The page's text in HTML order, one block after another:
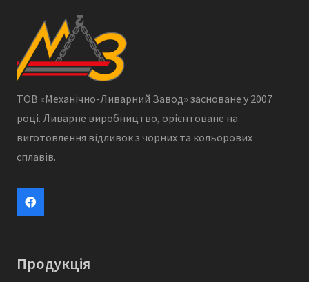
ТОВ “Механічно-ливарний завод” виготовляє ролики
конвеєрні, модельну оснастку, сталеве, чавунне і
бронзові литво та запчастини для дробарок (КСД,
КМД, ККД, СМ, СД), екскаваторів, в тому числі зубі
(ЕКГ-5, ЕКГ-8, ЕКГ-10, ЕО-5122, ЕО-4321, ЕО-5124,
Е-2503, БелАЗ, Atek, Volvo, Caterpillar), живильників
(П-804, ТК-15, 1-12, 1-15, 1-18, 1-24, 2-12, 2-15, 2-18, 2-
24), грохотів (ГІЛ, ГІТ), млинів.
ТОВ «Механічно-Ливарний Завод» засноване у 2007
році. Ливарне виробництво, орієнтоване на
виготовлення відливок з чорних та кольорових
сплавів.
Продукція